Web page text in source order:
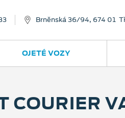
Brněnská 36/94, 674 01
OJETÉ VOZY
COURIER